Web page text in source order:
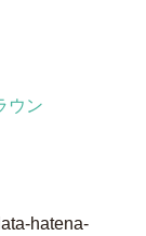
ウン
hatena-